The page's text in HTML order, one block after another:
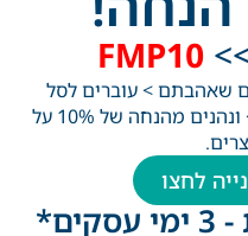
מוצרים
חול
קולרים ותגים
צרו
קשר
וואטסאפ
FMP10
שאהבתם > עוברים לסל
הקניות > מזינים את הקופון > ונהנים מהנחה של 10% על
לחצו